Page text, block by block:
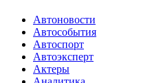
Автоновости
Автособытия
Автоспорт
Автоэксперт
Актеры